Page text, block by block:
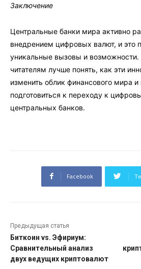
Заключение
Центральные банки мира активно
внедрением цифровых валют, и это
уникальные вызовы и
читателям лучше понять, как эти
изменить облик финансового мира
подготовиться к переходу к
центральных банков.
Facebook
Предыдущая статья
Биткоин vs. Эфириум:
Сравнительный анализ
двух ведущих криптовалют